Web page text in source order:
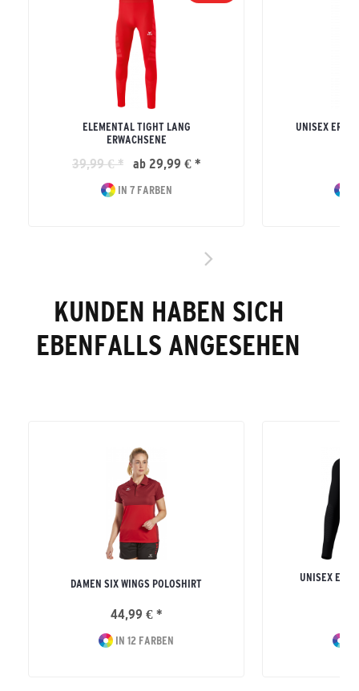
ELEMENTAL TIGHT LANG
ERWACHSENE
39,99 € * ab 29,99 € *
IN 7 FARBEN
UNISEX
KUNDEN HABEN SICH
EBENFALLS ANGESEHEN
DAMEN SIX WINGS POLOSHIRT
44,99 € *
IN 12 FARBEN
UNISEX